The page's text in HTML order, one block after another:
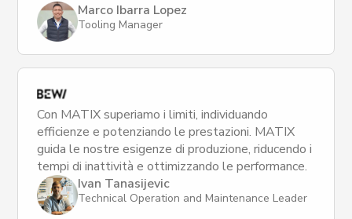
Marco Ibarra Lopez
Tooling Manager
Con MATIX superiamo i limiti, individuando
efficienze e potenziando le prestazioni. MATIX
guida le nostre esigenze di produzione, riducendo i
tempi di inattività e ottimizzando le performance.
Ivan Tanasijevic
Technical Operation and Maintenance Leader